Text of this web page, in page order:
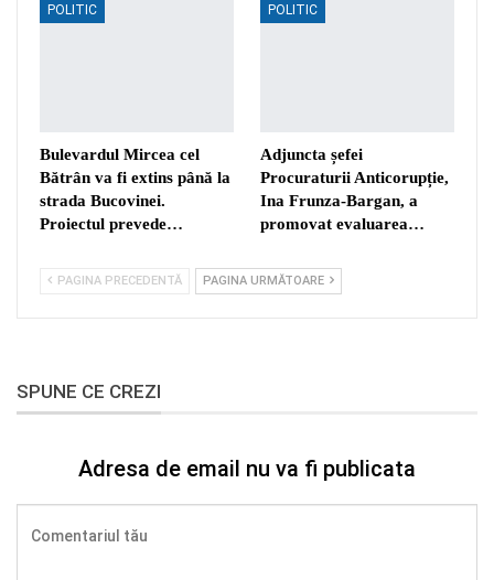
POLITIC
Bulevardul Mircea cel
Bătrân va fi extins până la
strada Bucovinei.
Proiectul prevede…
POLITIC
Adjuncta șefei
Procuraturii Anticorupție,
Ina Frunza-Bargan, a
promovat evaluarea…
PAGINA PRECEDENTĂ PAGINA URMĂTOARE
SPUNE CE CREZI
Adresa de email nu va fi publicata